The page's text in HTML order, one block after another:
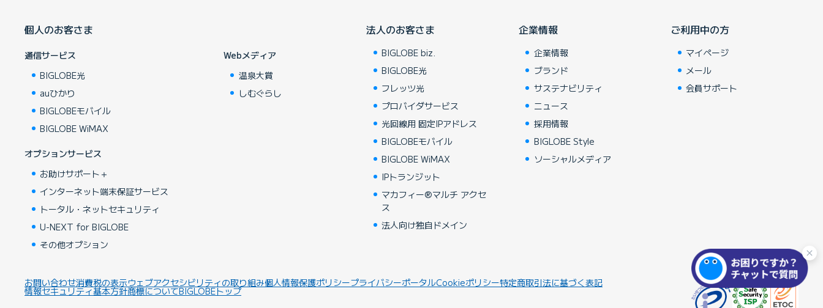
個人のお客さま
通信サービス
BIGLOBE光
auひかり
BIGLOBEモバイル
BIGLOBE WiMAX
オプションサービス
お助けサポート＋
インターネット端末保証サービス
トータル・ネットセキュリティ
U-NEXT for BIGLOBE
その他オプション
Webメディア
温泉大賞
しむぐらし
法人のお客さま
BIGLOBE biz.
BIGLOBE光
フレッツ光
プロバイダサービス
光回線用 固定IPアドレス
BIGLOBEモバイル
BIGLOBE WiMAX
IPトランジット
マカフィー®マルチ アクセ
ス
法人向け独自ドメイン
企業情報
企業情報
ブランド
サステナビリティ
ニュース
採用情報
BIGLOBE Style
ソーシャルメディア
ご利用中の方
マイページ
メール
会員サポート
お問い合わせ消費税の表示ウェブアクセシビリティの取り組み個人情報保護ポリシープライバシーポータルCookieポリシー特定商取引法に基づく表記
情報セキュリティ基本方針商標についてBIGLOBEトップ